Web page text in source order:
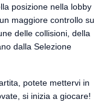
posizione nella lobby
maggiore controllo su
delle collisioni, della
dalla Selezione
potete mettervi in
si inizia a giocare!